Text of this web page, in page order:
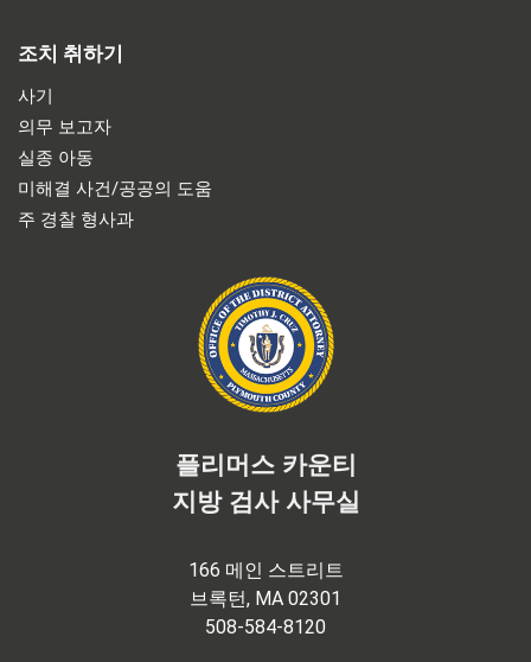
조치 취하기
사기
의무 보고자
실종 아동
미해결 사건/공공의 도움
주 경찰 형사과
플리머스 카운티
지방 검사 사무실
166 메인 스트리트
브록턴, MA 02301
508-584-8120